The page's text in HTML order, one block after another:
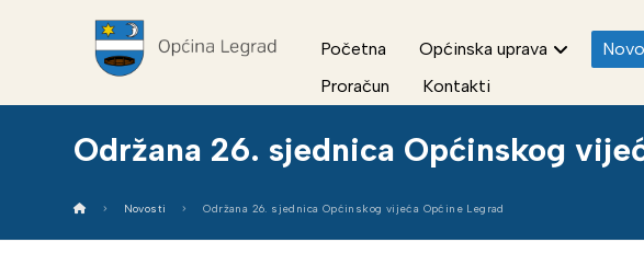
Početna Općinska uprava
Proračun
Kontakti
Održana 26. sjednica Općinskog
Novosti Održana 26. sjednica Općinskog vijeća Općine Legrad